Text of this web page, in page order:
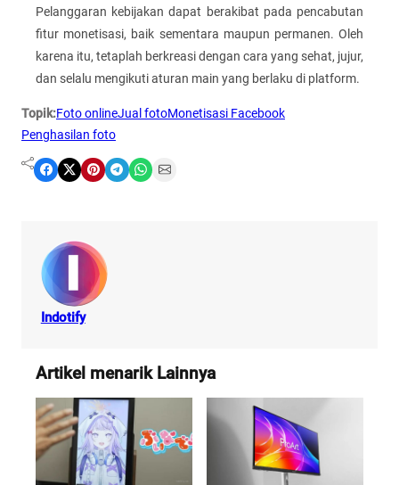
Pelanggaran kebijakan dapat berakibat pada pencabutan
fitur monetisasi, baik sementara maupun permanen. Oleh
karena itu, tetaplah berkreasi dengan cara yang sehat, jujur,
dan selalu mengikuti aturan main yang berlaku di platform.
Topik:Foto onlineJual fotoMonetisasi Facebook
Penghasilan foto
Share on Facebook Share on X Share on Pinterest Share on Telegram Share on WhatsApp Share on Email
Indotify
Artikel menarik Lainnya